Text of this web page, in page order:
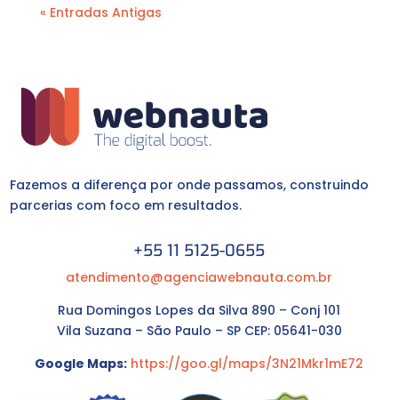
« Entradas Antigas
Fazemos a diferença por onde passamos, construindo
parcerias com foco em resultados.
+55 11 5125-0655
atendimento@agenciawebnauta.com.br
Rua Domingos Lopes da Silva 890 – Conj 101
Vila Suzana – São Paulo – SP CEP: 05641-030
Google Maps: https://goo.gl/maps/3N21Mkr1mE72